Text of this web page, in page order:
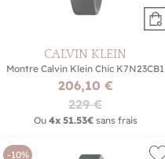
CALVIN KLEIN
Montre Calvin Klein Chic K7N23CB1
206,10 €
229 €
Ou 4x 51.53€sans frais
-10%